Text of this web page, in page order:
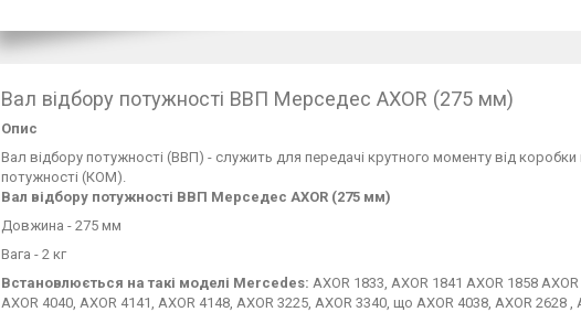
Вал відбору потужності ВВП Мерседес AXOR (275 мм)
Опис
Вал відбору потужності (ВВП) - служить для передачі крутного моменту від
потужності (КОМ).
Вал відбору потужності ВВП Мерседес AXOR (275 мм)
Довжина - 275 мм
Вага - 2 кг
Встановлюється на такі моделі Mercedes: AXOR 1833, AXOR 1841 AXOR 1858
AXOR 4040, AXOR 4141, AXOR 4148, AXOR 3225, AXOR 3340, що AXOR 4038, AXOR 2628 ,